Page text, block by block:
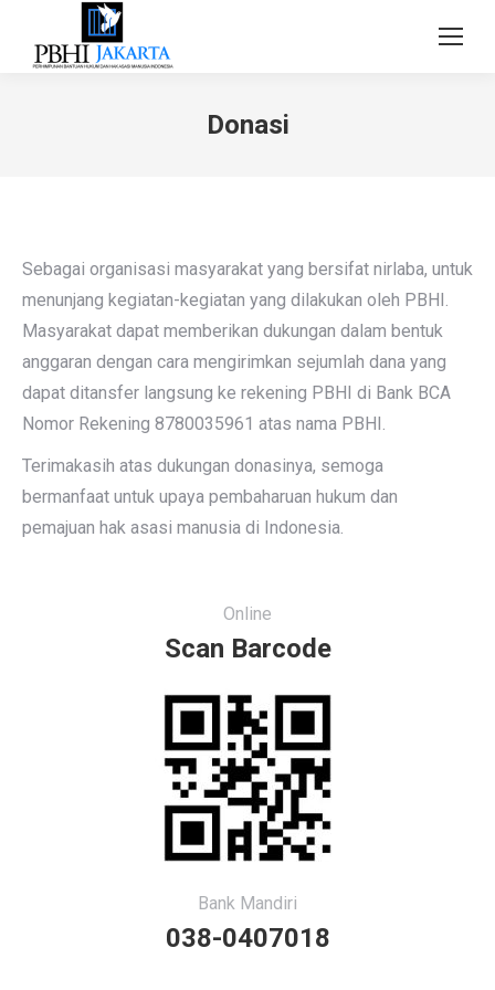
Donasi
Sebagai organisasi masyarakat yang bersifat nirlaba, untuk
menunjang kegiatan-kegiatan yang dilakukan oleh PBHI.
Masyarakat dapat memberikan dukungan dalam bentuk
anggaran dengan cara mengirimkan sejumlah dana yang
dapat ditansfer langsung ke rekening PBHI di Bank BCA
Nomor Rekening 8780035961 atas nama PBHI.
Terimakasih atas dukungan donasinya, semoga
bermanfaat untuk upaya pembaharuan hukum dan
pemajuan hak asasi manusia di Indonesia.
Online
Scan Barcode
Bank Mandiri
038-0407018